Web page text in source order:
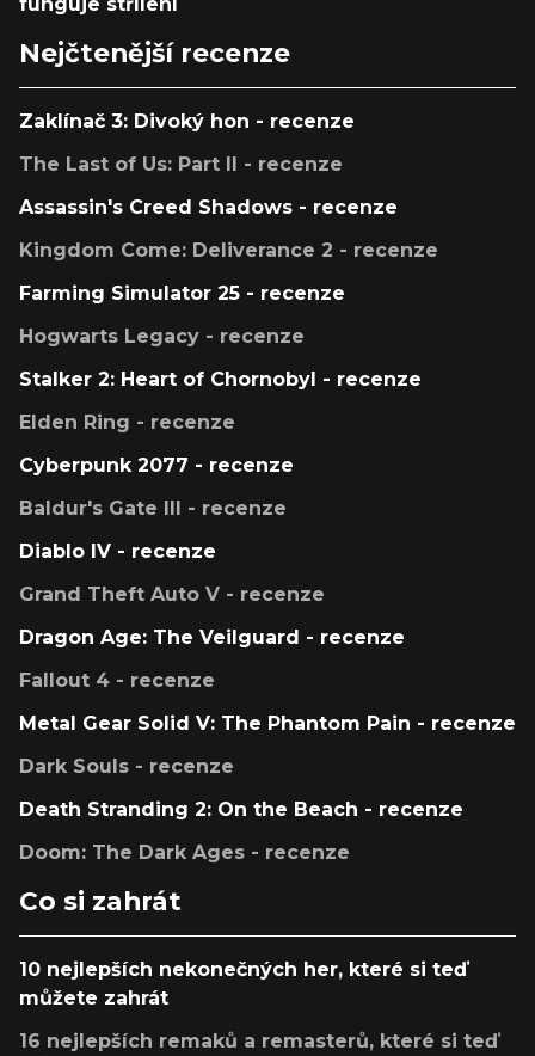
Nejčtenější recenze
Zaklínač 3: Divoký hon - recenze
The Last of Us: Part II - recenze
Assassin's Creed Shadows - recenze
Kingdom Come: Deliverance 2 - recenze
Farming Simulator 25 - recenze
Hogwarts Legacy - recenze
Stalker 2: Heart of Chornobyl - recenze
Elden Ring - recenze
Cyberpunk 2077 - recenze
Baldur's Gate III - recenze
Diablo IV - recenze
Grand Theft Auto V - recenze
Dragon Age: The Veilguard - recenze
Fallout 4 - recenze
Metal Gear Solid V: The Phantom Pain - recenze
Dark Souls - recenze
Death Stranding 2: On the Beach - recenze
Doom: The Dark Ages - recenze
Co si zahrát
10 nejlepších nekonečných her, které si teď
můžete zahrát
16 nejlepších remaků a remasterů, které si teď